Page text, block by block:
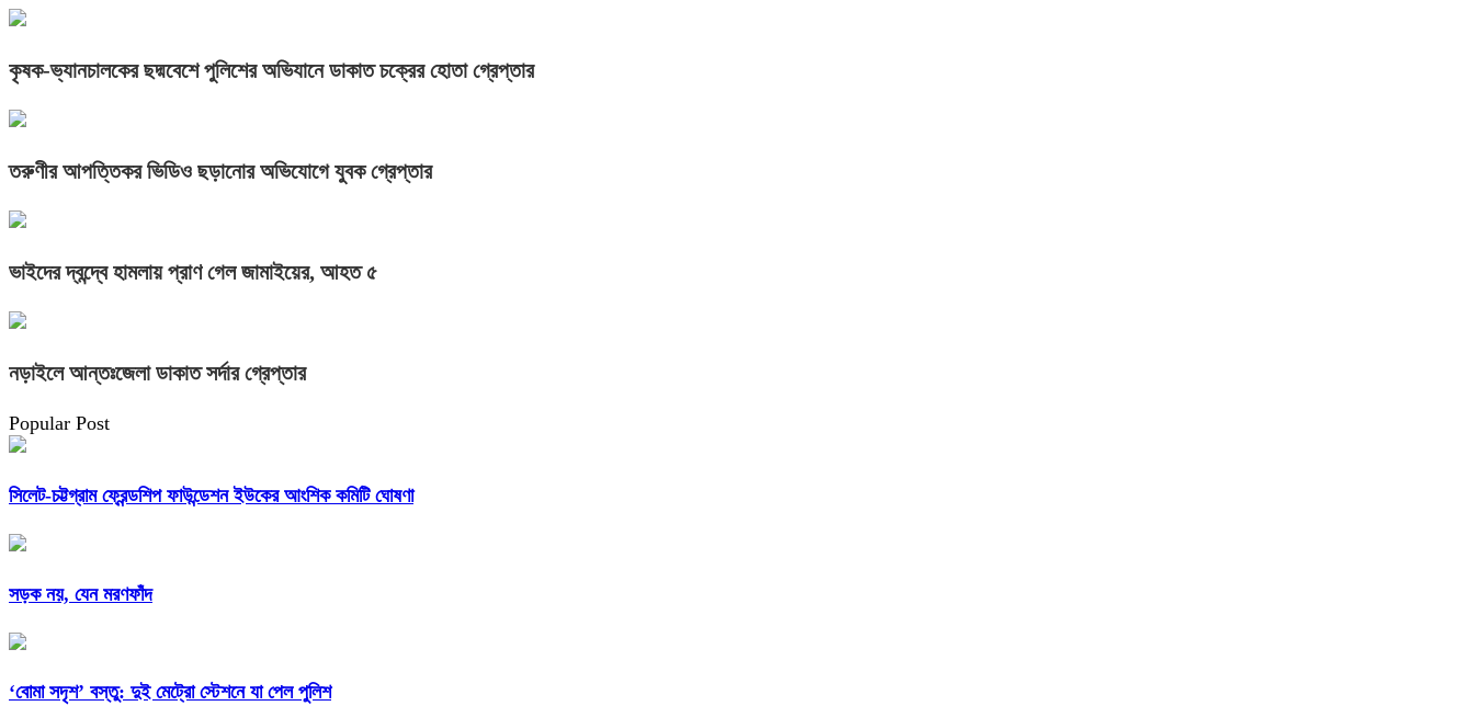
কৃষক-ভ্যানচালকের ছদ্মবেশে পুলিশের অভিযানে ডাকাত চক্রের হোতা গ্রেপ্তার
তরুণীর আপত্তিকর ভিডিও ছড়ানোর অভিযোগে যুবক গ্রেপ্তার
ভাইদের দ্বন্দ্বে হামলায় প্রাণ গেল জামাইয়ের, আহত ৫
নড়াইলে আন্তঃজেলা ডাকাত সর্দার গ্রেপ্তার
Popular Post
সিলেট-চট্টগ্রাম ফ্রেন্ডশিপ ফাউন্ডেশন ইউকের আংশিক কমিটি ঘোষণা
সড়ক নয়, যেন মরণফাঁদ
‘বোমা সদৃশ’ বস্তু: দুই মেট্রো স্টেশনে যা পেল পুলিশ